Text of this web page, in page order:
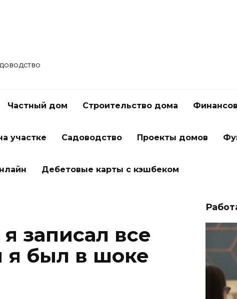
Частный дом Строительство дома
участке Садоводство Проекты домов
Дебетовые карты с кэшбеком
записал все
я был в шоке